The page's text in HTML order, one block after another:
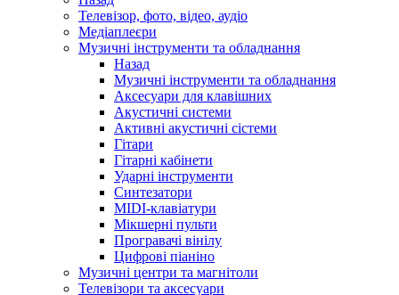
Телевізор, фото, відео, аудіо
Медіаплеєри
Музичні інструменти та обладнання
Назад
Музичні інструменти та обладнання
Аксесуари для клавішних
Акустичні системи
Активні акустичні сістеми
Гітари
Гітарні кабінети
Ударні інструменти
Синтезатори
MIDI-клавіатури
Мікшерні пульти
Програвачі вінілу
Цифрові піаніно
Музичні центри та магнітоли
Телевізори та аксесуари